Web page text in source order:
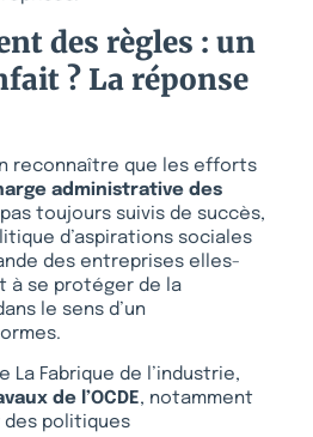
des règles : un
? La réponse
reconnaître que les efforts
administrative des
toujours suivis de succès,
d’aspirations sociales
des entreprises elles-
à se protéger de la
le sens d’un
La Fabrique de l’industrie,
de l’OCDE, notamment
des politiques